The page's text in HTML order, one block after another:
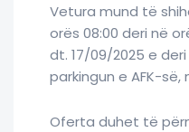
Vetura mund të
orës 08:00 deri në
dt. 17/09/2025 e
parkingun e AFK-së,
Oferta duhet të